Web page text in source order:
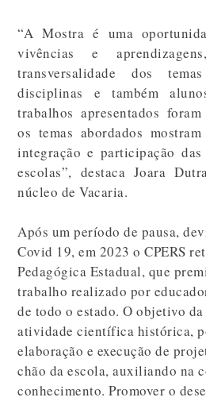
“A Mostra é uma
vivências e
transversalidade dos
disciplinas e também
trabalhos apresentados
os temas abordados
integração e participação
escolas”, destaca Joara
núcleo de Vacaria.
Após um período de pausa,
Covid 19, em 2023 o CPERS
Pedagógica Estadual, que
trabalho realizado por
de todo o estado. O objetivo
atividade científica histórica,
elaboração e execução de
chão da escola, auxiliando na
conhecimento. Promover o